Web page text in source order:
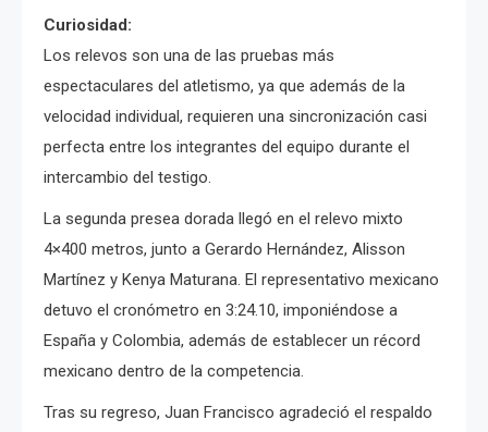
Curiosidad:
Los relevos son una de las pruebas más
espectaculares del atletismo, ya que además de la
velocidad individual, requieren una sincronización casi
perfecta entre los integrantes del equipo durante el
intercambio del testigo.
La segunda presea dorada llegó en el relevo mixto
4×400 metros, junto a Gerardo Hernández, Alisson
Martínez y Kenya Maturana. El representativo mexicano
detuvo el cronómetro en 3:24.10, imponiéndose a
España y Colombia, además de establecer un récord
mexicano dentro de la competencia.
Tras su regreso, Juan Francisco agradeció el respaldo